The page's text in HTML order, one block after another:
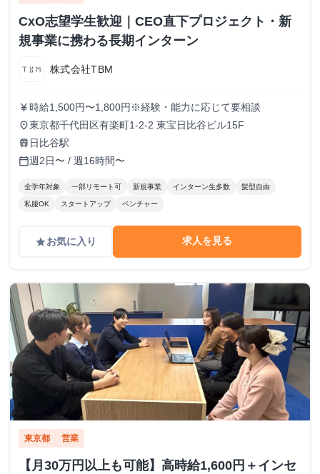
CxO志望学生歓迎｜CEO直下プロジェクト・新
規事業に携わる長期インターン
株式会社TBM
currency_yen 時給1,500円〜1,800円※経験・能力に応じて要相談
place東京都千代田区有楽町1-2-2 東宝日比谷ビル15F
train 日比谷駅
calendar_today週2日〜 / 週16時間〜
全学年対象 一部リモート可 新規事業 インターン生多数 髪型自由
私服OK スタートアップ ベンチャー
gradeお気に入り 求人を見る
東京都 営業
【月30万円以上も可能】高時給1,600円＋インセ